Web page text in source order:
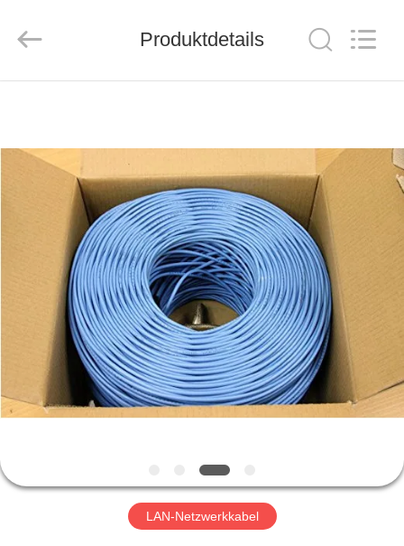
PRODUKTE
ÜBER
FABRIK-
AUSFLUG
QUALITÄTSKONTROLLE
SIE
MIT
LTD.
Produktdetails
LAN-Netzwerkkabel